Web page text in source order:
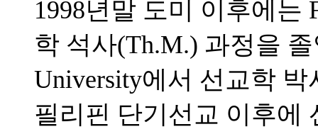
1998년말 도미 이후에는
학 석사(Th.M.) 과정을
University에서 선교학
필리핀 단기선교 이후에